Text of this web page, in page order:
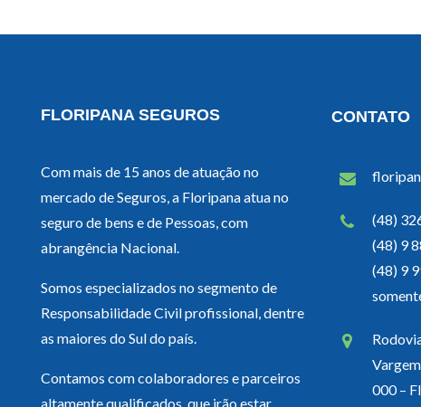
FLORIPANA SEGUROS
Com mais de 15 anos de atuação no
mercado de Seguros, a Floripana atua no
seguro de bens e de Pessoas, com
abrangência Nacional.
Somos especializados no segmento de
Responsabilidade Civil profissional, dentre
as maiores do Sul do país.
Contamos com colaboradores e parceiros
altamente qualificados, que irão estar
CONTATO
(48)
(48) 9
(48) 9
000 –